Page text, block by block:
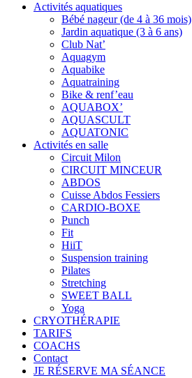
Activités aquatiques
Bébé nageur (de 4 à 36 mois)
Jardin aquatique (3 à 6 ans)
Club Nat’
Aquagym
Aquabike
Aquatraining
Bike & renf’eau
AQUABOX’
AQUASCULT
AQUATONIC
Activités en salle
Circuit Milon
CIRCUIT MINCEUR
ABDOS
Cuisse Abdos Fessiers
CARDIO-BOXE
Punch
Fit
HiiT
Suspension training
Pilates
Stretching
SWEET BALL
Yoga
CRYOTHÉRAPIE
TARIFS
COACHS
Contact
JE RÉSERVE MA SÉANCE